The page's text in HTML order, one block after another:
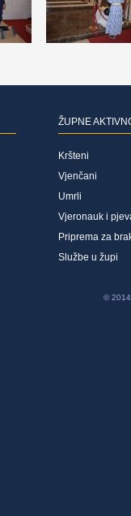
ŽUPNE
Kršteni
Vjenčani
Umrli
Vjeronauk i
Priprema za
Službe u župi
© 2014